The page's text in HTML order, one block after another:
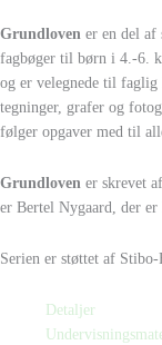
Grundloven er en del af
fagbøger til børn i 4.-6.
og er velegnede til
tegninger, grafer og
følger opgaver med til
Grundloven er skrevet
er Bertel Nygaard, der
Serien er støttet af Stibo-
Detaljer